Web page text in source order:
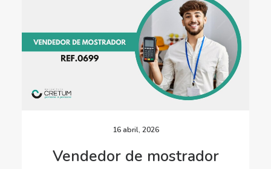
16 abril, 2026
Vendedor de mostrador